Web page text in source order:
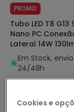
PROMO
Tubo LED T8 G13
Nano PC
Lateral 14W
Em Stock,
24/48h
Cookies e